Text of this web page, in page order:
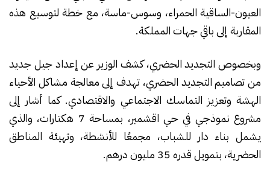
العيون-الساقية الحمراء، وسوس-ماسة، مع خطة لتوسيع هذه
المقاربة إلى باقي جهات المملكة.
وبخصوص التجديد الحضري، كشف الوزير عن إعداد جيل جديد
من تصاميم التجديد الحضري، تهدف إلى معالجة مشاكل الأحياء
الهشة وتعزيز التماسك الاجتماعي والاقتصادي. كما أشار إلى
مشروع نموذجي في حي اقشمير، بمساحة 7 هكتارات، والذي
يشمل بناء دار للشباب، مجمعًا للأنشطة، وتهيئة المناطق
الحضرية، بتمويل قدره 35 مليون درهم.